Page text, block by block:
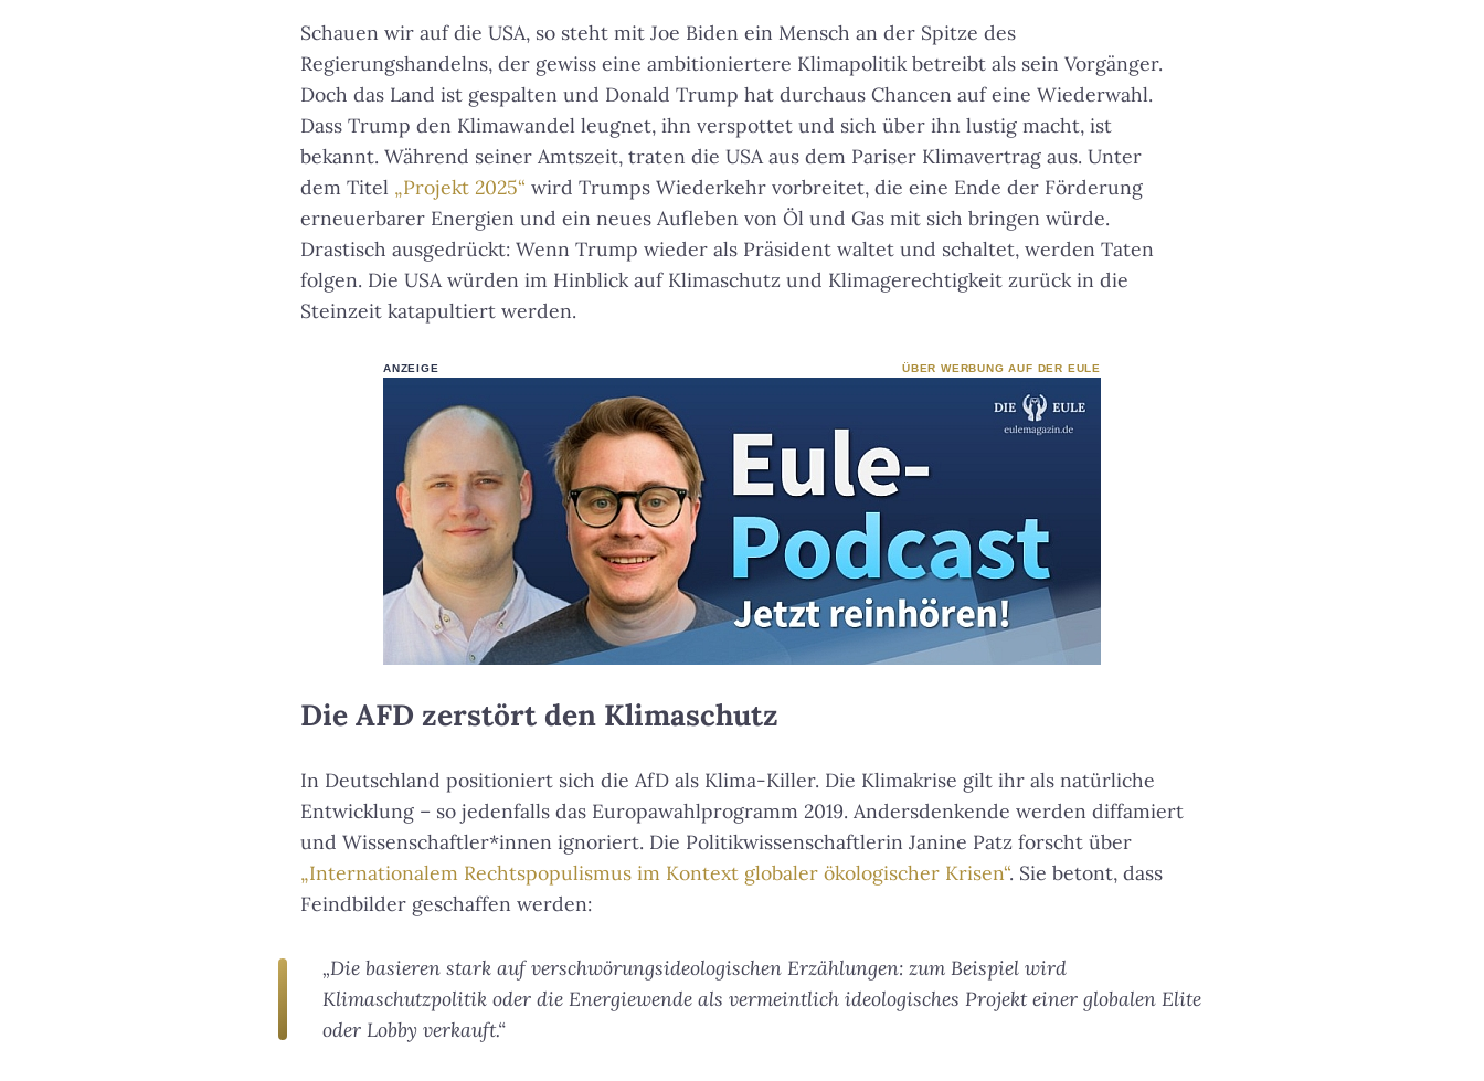
Schauen wir auf die USA, so steht mit Joe Biden ein Mensch an der Spitze des
Regierungshandelns, der gewiss eine ambitioniertere Klimapolitik betreibt als sein Vorgänger.
Doch das Land ist gespalten und Donald Trump hat durchaus Chancen auf eine Wiederwahl.
Dass Trump den Klimawandel leugnet, ihn verspottet und sich über ihn lustig macht, ist
bekannt. Während seiner Amtszeit, traten die USA aus dem Pariser Klimavertrag aus. Unter
dem Titel „Projekt 2025“ wird Trumps Wiederkehr vorbreitet, die eine Ende der Förderung
erneuerbarer Energien und ein neues Aufleben von Öl und Gas mit sich bringen würde.
Drastisch ausgedrückt: Wenn Trump wieder als Präsident waltet und schaltet, werden Taten
folgen. Die USA würden im Hinblick auf Klimaschutz und Klimagerechtigkeit zurück in die
Steinzeit katapultiert werden.
ANZEIGE ÜBER WERBUNG AUF DER EULE
Die AFD zerstört den Klimaschutz
In Deutschland positioniert sich die AfD als Klima-Killer. Die Klimakrise gilt ihr als natürliche
Entwicklung – so jedenfalls das Europawahlprogramm 2019. Andersdenkende werden diffamiert
und Wissenschaftler*innen ignoriert. Die Politikwissenschaftlerin Janine Patz forscht über
„Internationalem Rechtspopulismus im Kontext globaler ökologischer Krisen“. Sie betont, dass
Feindbilder geschaffen werden:
„Die basieren stark auf verschwörungsideologischen Erzählungen: zum Beispiel wird
Klimaschutzpolitik oder die Energiewende als vermeintlich ideologisches Projekt einer globalen Elite
oder Lobby verkauft.“